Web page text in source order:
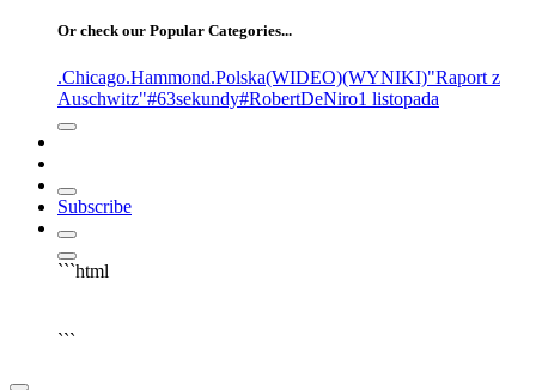
Or check our Popular Categories...
.Chicago.Hammond.Polska(WIDEO)(WYNIKI)"Raport z
Auschwitz"#63sekundy#RobertDeNiro1 listopada
Subscribe
```html
```